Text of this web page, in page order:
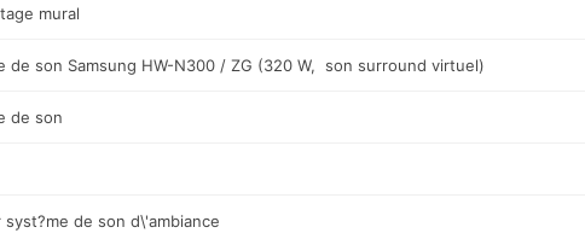
mural
de son Samsung HW-N300 / ZG (320 W, son surround virtuel)
de son
syst?me de son d\'ambiance